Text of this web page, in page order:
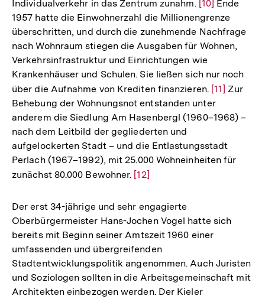
Individualverkehr in das Zentrum zunahm. Zur
Auflösung
der
Fußnote
[10] Ende
1957 hatte die Einwohnerzahl die Millionengrenze
überschritten, und durch die zunehmende Nachfrage
nach Wohnraum stiegen die Ausgaben für Wohnen,
Verkehrsinfrastruktur und Einrichtungen wie
Krankenhäuser und Schulen. Sie ließen sich nur noch
über die Aufnahme von Krediten finanzieren. Zur
Auflösung
der
[11] Zur
Behebung der Wohnungsnot entstanden unter
anderem die Siedlung Am Hasenbergl (1960–1968) –
nach dem Leitbild der gegliederten und
aufgelockerten Stadt – und die Entlastungsstadt
Perlach (1967–1992), mit 25.000 Wohneinheiten für
zunächst 80.000 Bewohner. Zur
der
Fußnote
[12]
Der erst 34-jährige und sehr engagierte
Oberbürgermeister Hans-Jochen Vogel hatte sich
bereits mit Beginn seiner Amtszeit 1960 einer
umfassenden und übergreifenden
Stadtentwicklungspolitik angenommen. Auch Juristen
und Soziologen sollten in die Arbeitsgemeinschaft mit
Architekten einbezogen werden. Der Kieler